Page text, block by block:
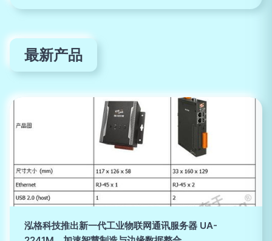
最新产品
泓格科技推出新一代工业物联网通讯服务器 UA-